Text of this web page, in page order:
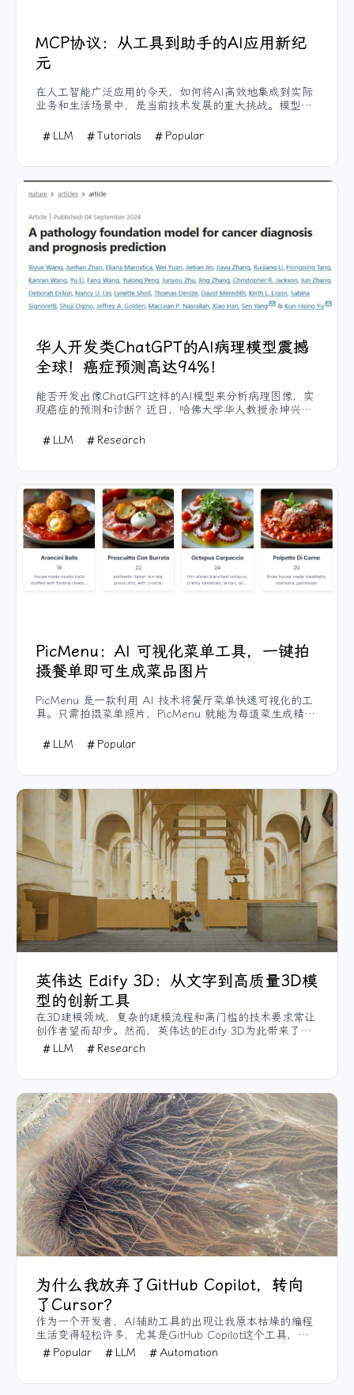
MCP协议：从工具到助手的AI应用新纪
元
在人工智能广泛应用的今天，如何将AI高效地集成到实际
业务和生活场景中，是当前技术发展的重大挑战。模型上
一问题提供了创新解决方案，有望彻底改变AI的应用形
LLM Tutorials Popular
华人开发类ChatGPT的AI病理模型震撼
全球！癌症预测高达94%！
能否开发出像ChatGPT这样的AI模型来分析病理图像，实
现癌症的预测和诊断？近日，哈佛大学华人教授余坤兴团
织病理学成像评估基础模型） AI工具能够准确诊断19种癌
LLM Research
PicMenu：AI 可视化菜单工具，一键拍
摄餐单即可生成菜品图片
PicMenu 是一款利用 AI 技术将餐厅菜单快速可视化的工
具。只需拍摄菜单照片，PicMenu 就能为每道菜生成精美
LLM
Popular
英伟达 Edify 3D：从文字到高质量3D模
型的创新工具
在3D建模领域，复杂的建模流程和高门槛的技术要求常让
创作者望而却步。然而，英伟达的Edify 3D为此带来了突
破性解决方案，让3D建模变得前所未有的简单高效。从专
业设计师到业余爱好者，Edify 3D都能帮助他们快速将创
LLM Research
为什么我放弃了GitHub Copilot，转向
了Cursor？
作为一个开发者，AI辅助工具的出现让我原本枯燥的编程
生活变得轻松许多，尤其是GitHub Copilot这个工具，简
直是每个程序员的得力助手。但最近，我却做出了一个令
人惊讶的决定——从GitHub Copilot转向了Cursor。如果
Popular LLM Automation